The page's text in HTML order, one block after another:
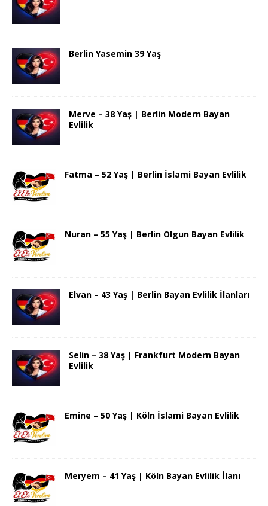
Berlin Yasemin 39 Yaş
Merve – 38 Yaş | Berlin Modern Bayan
Evlilik
Fatma – 52 Yaş | Berlin İslami Bayan Evlilik
Nuran – 55 Yaş | Berlin Olgun Bayan Evlilik
Elvan – 43 Yaş | Berlin Bayan Evlilik İlanları
Selin – 38 Yaş | Frankfurt Modern Bayan
Evlilik
Emine – 50 Yaş | Köln İslami Bayan Evlilik
Meryem – 41 Yaş | Köln Bayan Evlilik İlanı